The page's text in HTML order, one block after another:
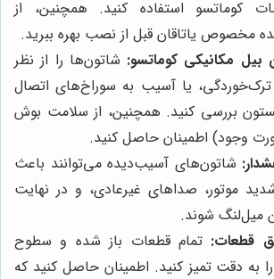
کوماتسو استفاده کنید. همچنین، از
مخصوص یاتاقان قبل از نصب بهره ببرید.
بیل مکانیکی کوماتسو: شاتون‌ها را از نظر
یا آسیب به سوراخ‌های اتصال
بررسی کنید. همچنین، از سلامت بوش
وجود) اطمینان حاصل کنید.
شاتون‌های آسیب‌دیده می‌توانند باعث
موتور، صداهای غیرعادی، و در نهایت
میل‌لنگ شوند.
قطعات: تمام قطعات باز شده و سطوح
به دقت تمیز کنید. اطمینان حاصل کنید که